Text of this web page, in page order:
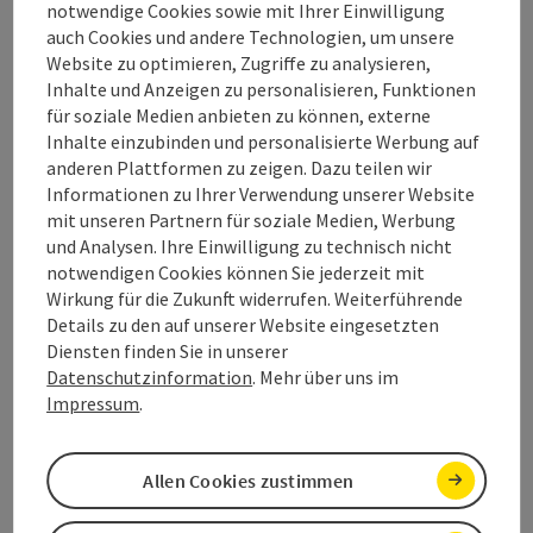
Länge: 2,8 km
Höhenmeter aufsteigend: 87 m
Schwierigkeit:
Leicht
Kondition:
Leicht
Panorama:
Einige Ausblicke
Beitrag merken : Alle Neune 8: Schwarzensee-
Alle Neune 8: Schwarzensee-
Bürglstein
Wanderweg
notwendige Cookies sowie mit Ihrer Einwilligung
auch Cookies und andere Technologien, um unsere
Website zu optimieren, Zugriffe zu analysieren,
Inhalte und Anzeigen zu personalisieren, Funktionen
für soziale Medien anbieten zu können, externe
Inhalte einzubinden und personalisierte Werbung auf
anderen Plattformen zu zeigen. Dazu teilen wir
Informationen zu Ihrer Verwendung unserer Website
mit unseren Partnern für soziale Medien, Werbung
und Analysen. Ihre Einwilligung zu technisch nicht
notwendigen Cookies können Sie jederzeit mit
Wirkung für die Zukunft widerrufen. Weiterführende
Details zu den auf unserer Website eingesetzten
Diensten finden Sie in unserer
Datenschutzinformation. Mehr über uns im
Impressum.
Allen Cookies zustimmen